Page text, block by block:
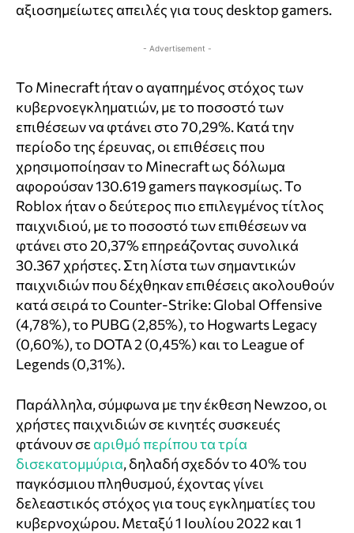
αξιοσημείωτες απειλές για τους desktop gamers.
- Advertisement -
Το Minecraft ήταν ο αγαπημένος στόχος των
κυβερνοεγκληματιών, με το ποσοστό των
επιθέσεων να φτάνει στο 70,29%. Κατά την
περίοδο της έρευνας, οι επιθέσεις που
χρησιμοποίησαν το Minecraft ως δόλωμα
αφορούσαν 130.619 gamers παγκοσμίως. Το
Roblox ήταν ο δεύτερος πιο επιλεγμένος τίτλος
παιχνιδιού, με το ποσοστό των επιθέσεων να
φτάνει στο 20,37% επηρεάζοντας συνολικά
30.367 χρήστες. Στη λίστα των σημαντικών
παιχνιδιών που δέχθηκαν επιθέσεις ακολουθούν
κατά σειρά το Counter-Strike: Global Offensive
(4,78%), το PUBG (2,85%), το Hogwarts Legacy
(0,60%), το DOTA 2 (0,45%) και το League of
Legends (0,31%).
Παράλληλα, σύμφωνα με την έκθεση Newzoo, οι
χρήστες παιχνιδιών σε κινητές συσκευές
φτάνουν σε αριθμό περίπου τα τρία
δισεκατομμύρια, δηλαδή σχεδόν το 40% του
παγκόσμιου πληθυσμού, έχοντας γίνει
δελεαστικός στόχος για τους εγκληματίες του
κυβερνοχώρου. Μεταξύ 1 Ιουλίου 2022 και 1